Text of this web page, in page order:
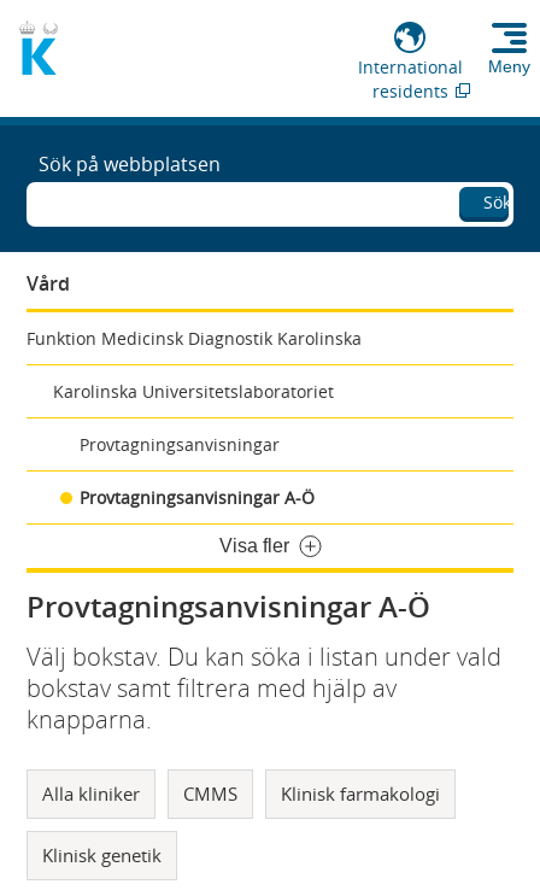
International
residents
Meny
Sök på webbplatsen
Sök
Vård
Funktion Medicinsk Diagnostik Karolinska
Karolinska Universitetslaboratoriet
Provtagningsanvisningar
Provtagningsanvisningar A-Ö
Visa fler
Provtagningsanvisningar A-Ö
Välj bokstav. Du kan söka i listan under vald
bokstav samt filtrera med hjälp av
knapparna.
Alla kliniker CMMS Klinisk farmakologi
Klinisk genetik